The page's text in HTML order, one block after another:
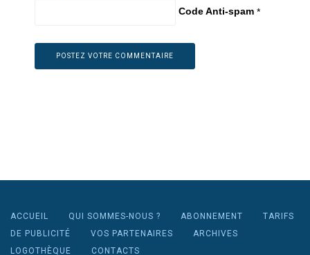
Code Anti-spam *
ACCUEIL QUI SOMMES-NOUS ? ABONNEMENT
TARIFS
DE PUBLICITÉ
VOS PARTENAIRES
ARCHIVES
LOGOTHÈQUE
CONTACTS